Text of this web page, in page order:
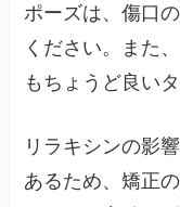
ポーズは、傷口
ください。また
もちょうど良い
リラキシンの影
あるため、矯正